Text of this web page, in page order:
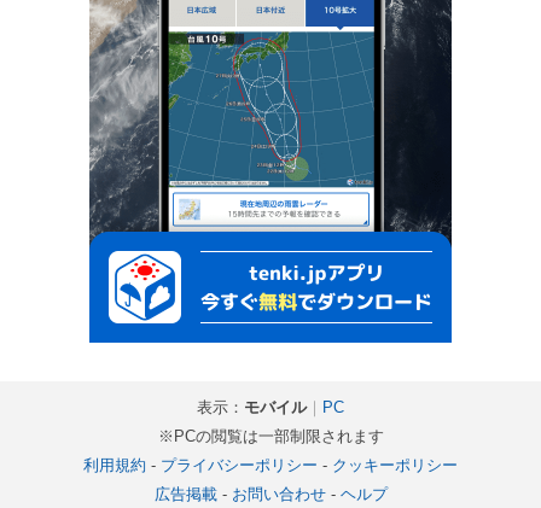
表示： モバイル｜ PC
※PCの閲覧は一部制限されます
利用規約 - プライバシーポリシー - クッキーポリシー
広告掲載- お問い合わせ- ヘルプ